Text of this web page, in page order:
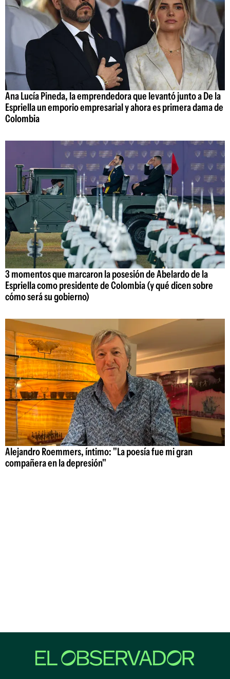
Ana Lucía Pineda, la emprendedora que levantó junto a De la
Espriella un emporio empresarial y ahora es primera dama de
Colombia
3 momentos que marcaron la posesión de Abelardo de la
Espriella como presidente de Colombia (y qué dicen sobre
cómo será su gobierno)
Alejandro Roemmers, íntimo: "La poesía fue mi gran
compañera en la depresión"